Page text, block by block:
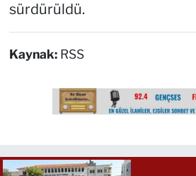
sürdürüldü.
Kaynak: RSS